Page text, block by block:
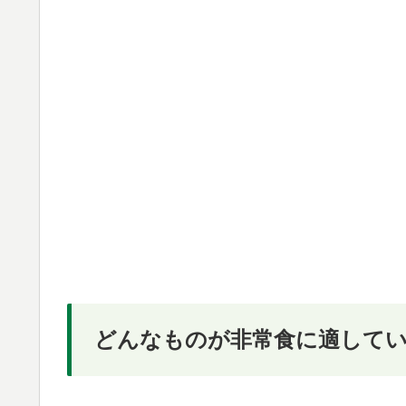
どんなものが非常食に適して